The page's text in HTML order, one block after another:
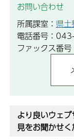
お問い合わせ
所属課室： 県
電話番号：
ファックス番
より良いウェ
見をお聞かせ